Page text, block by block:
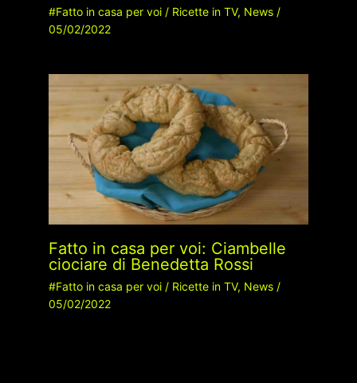
#Fatto in casa per voi/ Ricette in TV, News/
05/02/2022
Fatto in casa per voi: Ciambelle
ciociare di Benedetta Rossi
#Fatto in casa per voi/ Ricette in TV, News/
05/02/2022